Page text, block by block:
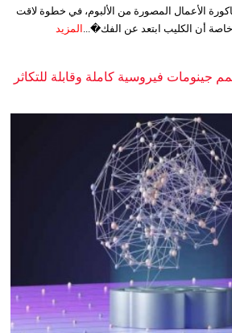
الأعمال المصورة من الألبوم، في خطوة لاقت
أن الكليب ابتعد عن الفك�...
المزيد
جينومات فيروسية كاملة وقابلة للتكاثر